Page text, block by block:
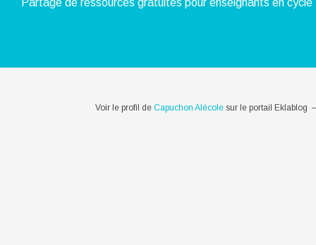
Partage de ressources gratuites pour enseignants en
Voir le profil de Capuchon Alécolesur le portail Eklablog